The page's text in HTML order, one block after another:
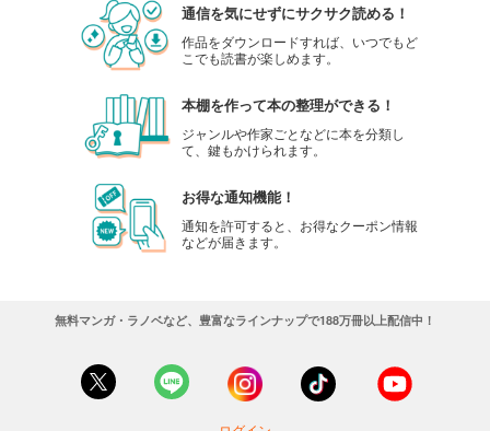
通信を気にせずにサクサク読める！
作品をダウンロードすれば、いつでもど
こでも読書が楽しめます。
本棚を作って本の整理ができる！
ジャンルや作家ごとなどに本を分類し
て、鍵もかけられます。
お得な通知機能！
通知を許可すると、お得なクーポン情報
などが届きます。
無料マンガ・ラノベなど、豊富なラインナップで188万冊以上配信中！